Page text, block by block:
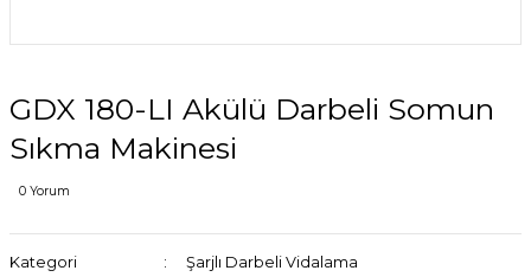
GDX 180-LI Akülü Darbeli Somun
Sıkma Makinesi
0 Yorum
Kategori
Şarjlı Darbeli Vidalama